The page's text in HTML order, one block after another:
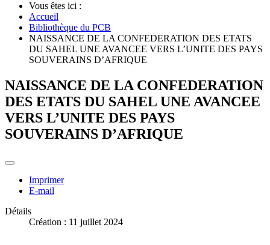
Vous êtes ici :
Accueil
Bibliothèque du PCB
NAISSANCE DE LA CONFEDERATION DES ETATS
DU SAHEL UNE AVANCEE VERS L’UNITE DES PAYS
SOUVERAINS D’AFRIQUE
NAISSANCE DE LA CONFEDERATION
DES ETATS DU SAHEL UNE AVANCEE
VERS L’UNITE DES PAYS
SOUVERAINS D’AFRIQUE
Imprimer
E-mail
Détails
Création : 11 juillet 2024